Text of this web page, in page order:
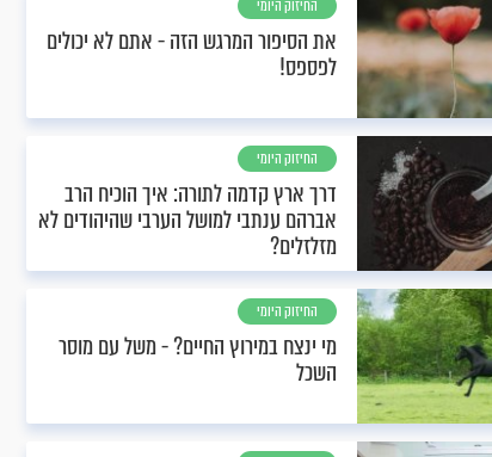
החיזוק היומי
את הסיפור המרגש הזה - אתם לא יכולים
לפספס!
החיזוק היומי
דרך ארץ קדמה לתורה: איך הוכיח הרב
אברהם ענתבי למושל הערבי שהיהודים לא
מזלזלים?
החיזוק היומי
מי ינצח במירוץ החיים? - משל עם מוסר
השכל